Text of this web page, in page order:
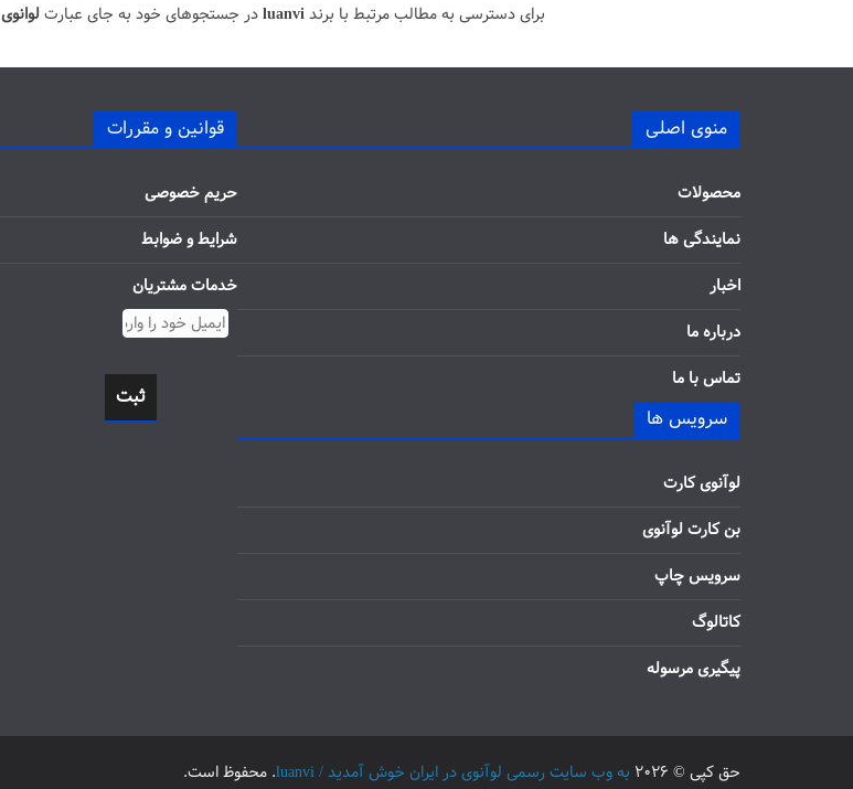
برای دسترسی به مطالب مرتبط با برندluanviدر جستجوهای خود به جای عبارت لوانوی
منوی اصلی
محصولات
نمایندگی ها
اخبار
درباره ما
تماس با ما
سرویس ها
لوآنوی کارت
بن کارت لوآنوی
سرویس چاپ
کاتالوگ
پیگیری مرسوله
قوانین و مقررات
حریم خصوصی
شرایط و ضوابط
خدمات مشتریان
ثبت
حق کپی © 2026 به وب سایت رسمی لوآنوی در ایران خوش آمدید / luanvi
. محفوظ است.